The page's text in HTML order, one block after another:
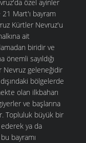
özel ayinler
21 Mart'ı bayram
Kürtler Nevruz'u
ait
biridir ve
sayıldığı
geleneğidir
bölgelerde
olan ilkbaharı
ve başlarına
Topluluk büyük bir
ya da
bayramı